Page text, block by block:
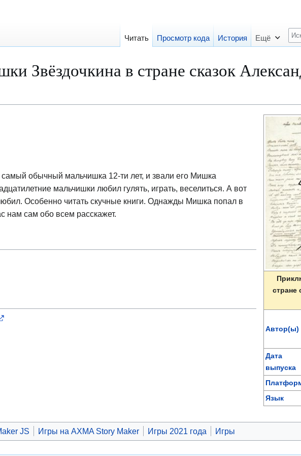
Звёздочкина в стране сказок
стране
Автор(ы)
Дата
выпуска
Язык
обычный мальчишка 12-ти лет, и звали его Мишка
мальчишки любил гулять, играть, веселиться. А вот
Особенно читать скучные книги. Однажды Мишка попал в
нам сам обо всем расскажет.
JS Игры на AXMA Story Maker Игры 2021 года Игры
Читать Просмотр кода История Ещё
П
о
с